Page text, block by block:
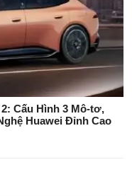
Cấu Hình 3 Mô-tơ,
Huawei Đỉnh Cao